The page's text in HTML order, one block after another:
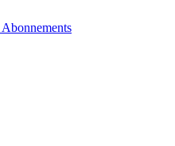
Abonnements